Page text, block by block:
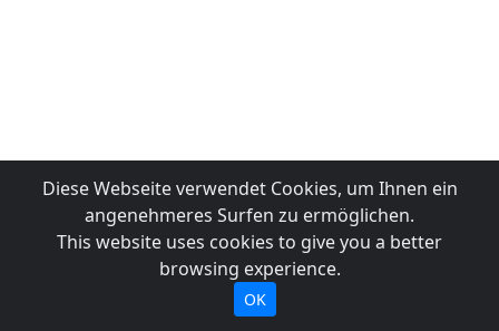
Diese Webseite verwendet Cookies, um Ihnen ein
angenehmeres Surfen zu ermöglichen.
This website uses cookies to give you a better
browsing experience.
OK